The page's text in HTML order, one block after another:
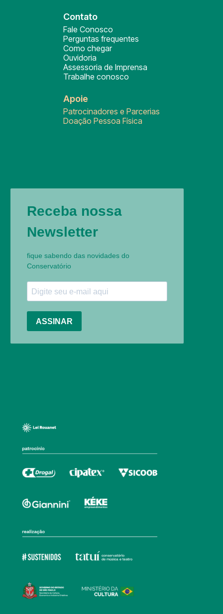
Contato
Fale Conosco
Perguntas frequentes
Como chegar
Ouvidoria
Assessoria de Imprensa
Trabalhe conosco
Apoie
Patrocinadores e Parcerias
Doação Pessoa Física